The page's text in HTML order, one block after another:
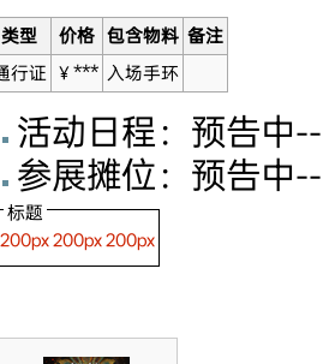
类型 价格 包含物料 备注
行证
￥*** 入场手环
活动日程：预告中
参展摊位：预告中
标题
200px200px200px